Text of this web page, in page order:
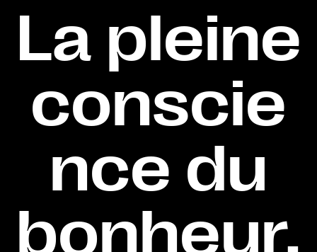
La pleine
conscie
nce du
bonheur,